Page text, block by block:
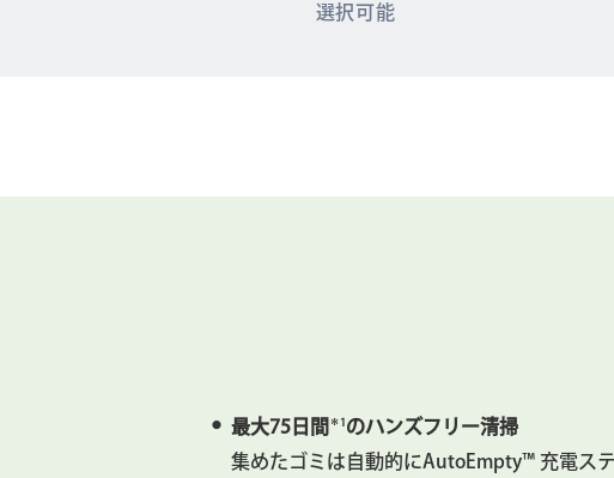
選択可能
最大75日間 ＊1 のハンズフリー清掃
集めたゴミは自動的にAutoEmpty™ 充電ス